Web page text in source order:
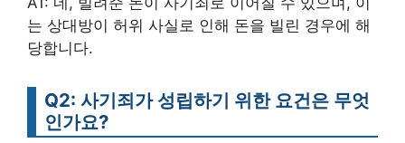
는 상대방이 허위 사실로 인해 돈을 빌린 경우에 해
당합니다.
Q2: 사기죄가 성립하기 위한 요건은 무엇
인가요?